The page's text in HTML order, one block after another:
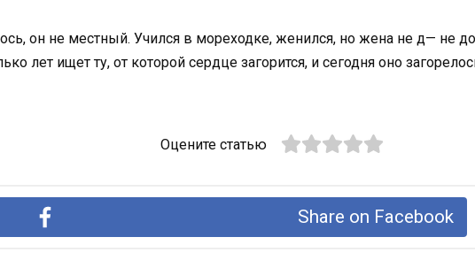
он не местный. Учился в мореходке, женился, но жена не д— не
лет ищет ту, от которой сердце загорится, и сегодня оно
Оцените статью
Share on Facebook